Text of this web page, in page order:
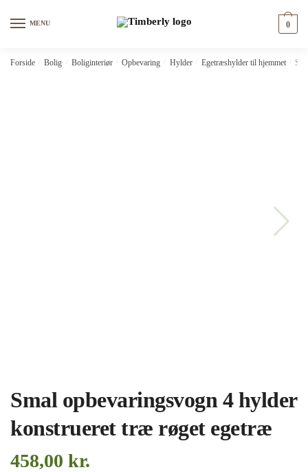
MENU 0
Forside Bolig Boliginteriør Opbevaring Hylder Egetræshylder til hjemmet
Smal opbevaringsvogn 4 hylder
konstrueret træ røget egetræ
458,00 kr.